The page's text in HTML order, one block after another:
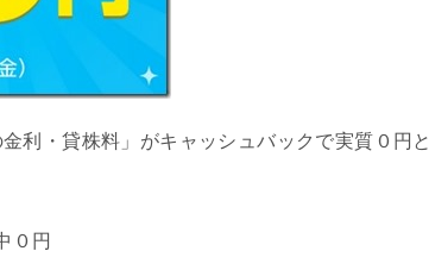
利・貸株料」がキャッシュバックで実質０円と
０円